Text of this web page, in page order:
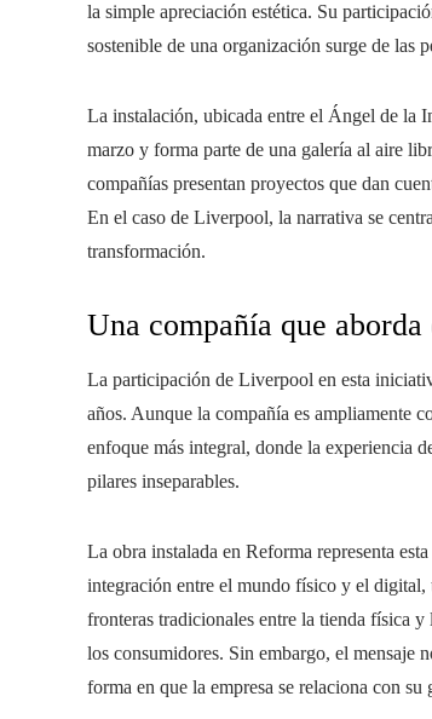
la simple apreciación estética. Su
sostenible de una organización surge de las
La instalación, ubicada entre el Ángel de la
marzo y forma parte de una galería al aire
compañías presentan proyectos que dan
En el caso de Liverpool, la narrativa se
transformación.
Una compañía que
La participación de Liverpool en esta
años. Aunque la compañía es ampliamente
enfoque más integral, donde la experiencia
pilares inseparables.
La obra instalada en Reforma representa
integración entre el mundo físico y el
fronteras tradicionales entre la tienda física
los consumidores. Sin embargo, el mensaje
forma en que la empresa se relaciona con su